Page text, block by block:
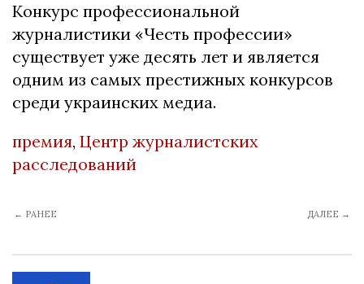
Конкурс профессиональной
журналистики «Честь профессии»
существует уже десять лет и является
одним из самых престижных конкурсов
среди украинских медиа.
премия, Центр журналистских
расследований
← РАНЕЕ ДАЛЕЕ →